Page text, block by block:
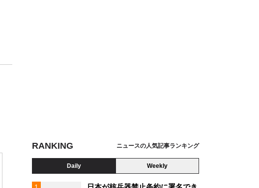
RANKING ニュースの人気記事ランキング
Daily Weekly